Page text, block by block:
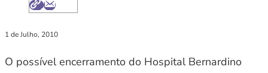
1 de Julho, 2010
O possível encerramento do Hospital Bernardino